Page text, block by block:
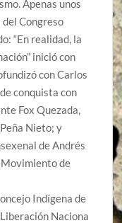
Apenas unos
Congreso
“En realidad, la
inició con
con Carlos
conquista con
Fox Quezada,
Nieto; y
de Andrés
de
Indígena de
Naciona